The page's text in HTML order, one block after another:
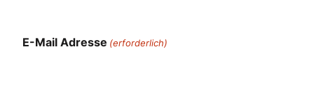
E-Mail Adresse (erforderlich)